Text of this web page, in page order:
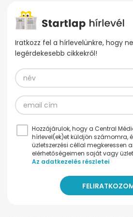
Iratkozz fel a hírlevelünkre, hogy
legérdekesebb cikkekről!
Hozzájárulok, hogy a Central
hírlevel(ek)et küldjön számomra,
üzletszerzési céllal
elérhetőségeimen saját vagy
Az adatkezelés részletei